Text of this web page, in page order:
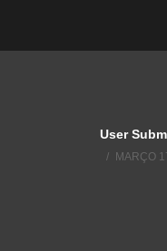
User
MARÇO